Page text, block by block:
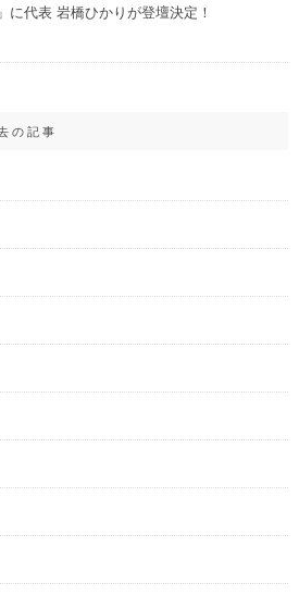
に代表 岩橋ひかりが登壇決定！
の記事